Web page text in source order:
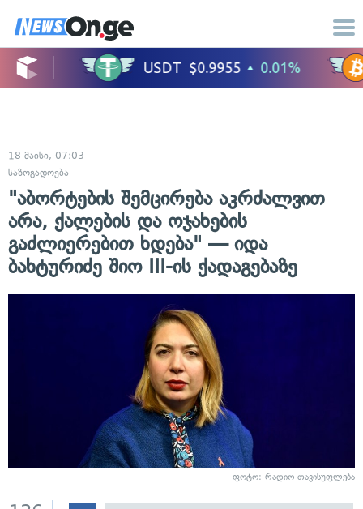
18 მაისი, 07:03
საზოგადოება
"აბორტების შემცირება აკრძალვით
არა, ქალების და ოჯახების
გაძლიერებით ხდება" — იდა
ბახტურიძე შიო III-ის ქადაგებაზე
ფოტო: რადიო თავისუფლება